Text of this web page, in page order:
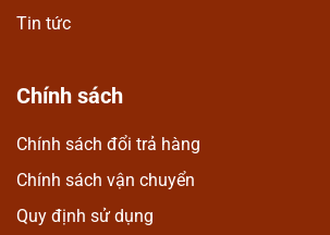
Tin tức
Chính sách
Chính sách đổi trả hàng
Chính sách vận chuyển
Quy định sử dụng